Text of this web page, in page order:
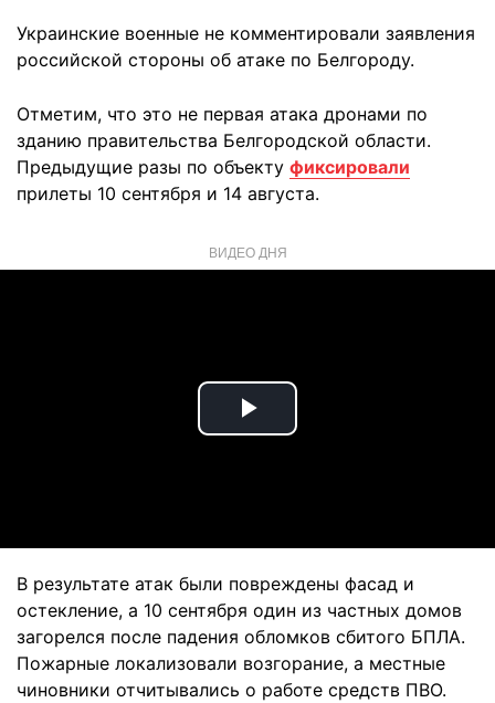
Украинские военные не комментировали заявления
российской стороны об атаке по Белгороду.
Отметим, что это не первая атака дронами по
зданию правительства Белгородской области.
Предыдущие разы по объекту фиксировали
прилеты 10 сентября и 14 августа.
ВИДЕО ДНЯ
Play
В результате атак были повреждены фасад и
остекление, а 10 сентября один из частных домов
загорелся после падения обломков сбитого БПЛА.
Пожарные локализовали возгорание, а местные
чиновники отчитывались о работе средств ПВО.